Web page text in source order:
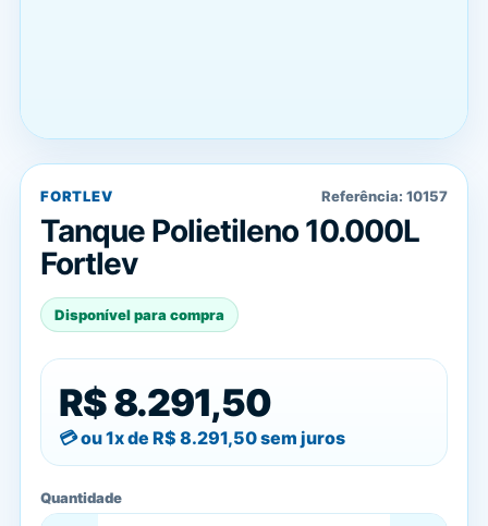
FORTLEV Referência: 10157
Tanque Polietileno 10.000L
Fortlev
Disponível para compra
R$ 8.291,50
ou 1x de R$ 8.291,50sem juros
Quantidade